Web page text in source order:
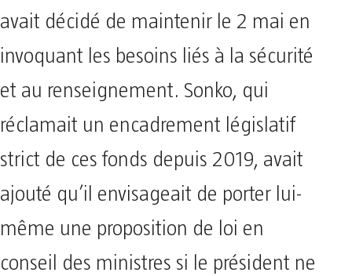
avait décidé de maintenir le 2 mai en
invoquant les besoins liés à la sécurité
et au renseignement. Sonko, qui
réclamait un encadrement législatif
strict de ces fonds depuis 2019, avait
ajouté qu’il envisageait de porter lui-
même une proposition de loi en
conseil des ministres si le président ne